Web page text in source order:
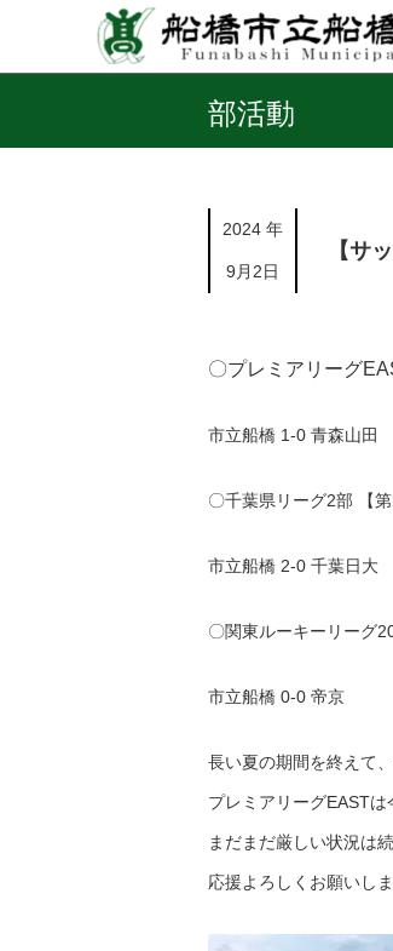
部活動
2024 年
9月2日
【サ
〇プレミアリーグ
市立船橋 1-0 青森山田
〇千葉県リーグ2部 【第
市立船橋 2-0 千葉日大
〇関東ルーキーリーグ
市立船橋 0-0 帝京
長い夏の期間を終えて
プレミアリーグEASTは
まだまだ厳しい状況は
応援よろしくお願いしま